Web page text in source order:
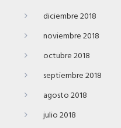
diciembre 2018
noviembre 2018
octubre 2018
septiembre 2018
agosto 2018
julio 2018